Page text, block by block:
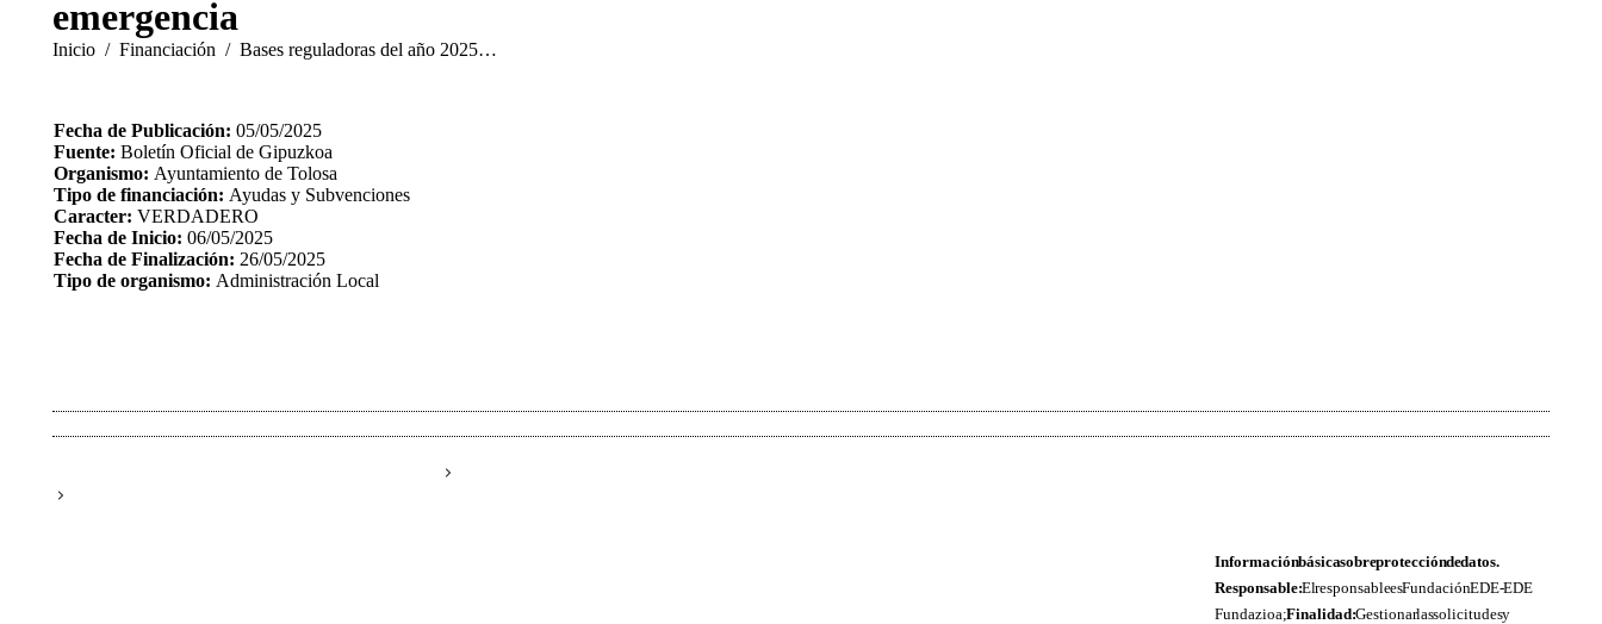
emergencia
Estás aquí:
Inicio Financiación Bases reguladoras del año 2025…
Fecha de Publicación: 05/05/2025
Fuente: Boletín Oficial de Gipuzkoa
Organismo: Ayuntamiento de Tolosa
Tipo de financiación: Ayudas y Subvenciones
Caracter: VERDADERO
Fecha de Inicio: 06/05/2025
Fecha de Finalización: 26/05/2025
Tipo de organismo: Administración Local
Información básica sobre protección de datos.
Responsable:El responsable es Fundación EDE- EDE
Fundazioa;Finalidad:Gestionar las solicitudes y